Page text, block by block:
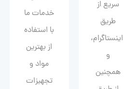
سریع از
طریق
اینستاگرام،
و
همچنین
خدمات ما
با استفاده
از بهترین
مواد و
تجهیزات